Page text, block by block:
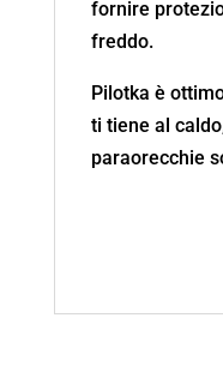
fornire
freddo.
Pilotka è
ti tiene al
paraorecchie